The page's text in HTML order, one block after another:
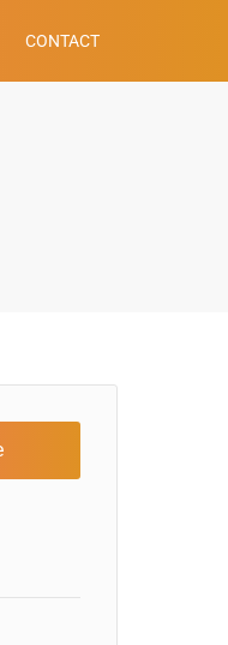
CONTACT